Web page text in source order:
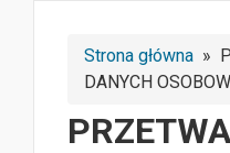
Strona główna »
DANYCH